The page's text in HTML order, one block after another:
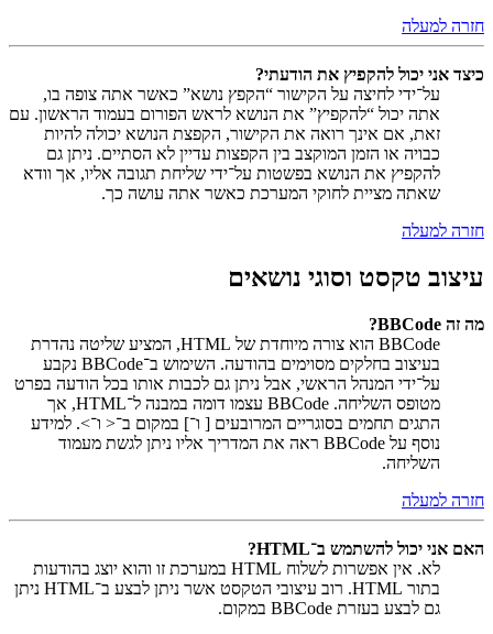
חזרה למעלה
כיצד אני יכול להקפיץ את הודעתי?
על־ידי לחיצה על הקישור “הקפץ נושא” כאשר אתה צופה בו,
אתה יכול “להקפיץ” את הנושא לראש הפורום בעמוד הראשון. עם
זאת, אם אינך רואה את הקישור, הקפצת הנושא יכולה להיות
כבויה או הזמן המוקצב בין הקפצות עדיין לא הסתיים. ניתן גם
להקפיץ את הנושא בפשטות על־ידי שליחת תגובה אליו, אך וודא
שאתה מציית לחוקי המערכת כאשר אתה עושה כך.
חזרה למעלה
עיצוב טקסט וסוגי נושאים
מה זה BBCode?
BBCode הוא צורה מיוחדת של HTML, המציע שליטה נהדרת
בעיצוב בחלקים מסוימים בהודעה. השימוש ב־BBCode נקבע
על־ידי המנהל הראשי, אבל ניתן גם לכבות אותו בכל הודעה בפרט
מטופס השליחה. BBCode עצמו דומה במבנה ל־HTML, אך
התגים תחמים בסוגריים המרובעים [ ו־] במקום ב־< ו־>. למידע
נוסף על BBCode ראה את המדריך אליו ניתן לגשת מעמוד
השליחה.
חזרה למעלה
האם אני יכול להשתמש ב־HTML?
לא. אין אפשרות לשלוח HTML במערכת זו והוא יוצג בהודעות
בתור HTML. רוב עיצובי הטקסט אשר ניתן לבצע ב־HTML ניתן
גם לבצע בעזרת BBCode במקום.